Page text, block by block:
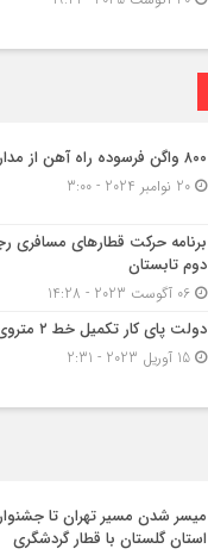
۸۰۰ واگن فرسوده راه آهن از مدار خارج شد
20 نوامبر 2024 - 3:00
برنامه حرکت قطارهای مسافری
دوم تابستان
06 آگوست 2023 - 14:28
دولت پای کار تکمیل خط ۲ متروی اصفهان
15 آوریل 2023 - 2:31
میسر شدن مسیر تهران تا
استان گلستان با قطار گردشگری